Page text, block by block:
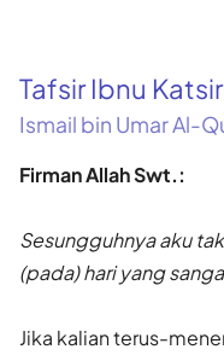
Tafsir Ibnu Katsir
Ismail bin Umar Al-
Firman Allah Swt.:
Sesungguhnya aku
(pada) hari yang
Jika kalian terus-